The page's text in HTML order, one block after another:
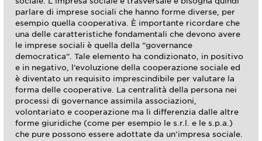
parlare di imprese sociali che hanno forme diverse, per
esempio quella cooperativa. È importante ricordare che
una delle caratteristiche fondamentali che devono avere
le imprese sociali è quella della “governance
democratica”. Tale elemento ha condizionato, in positivo
e in negativo, l’evoluzione della cooperazione sociale ed
è diventato un requisito imprescindibile per valutare la
forma delle cooperative. La centralità della persona nei
processi di governance assimila associazioni,
volontariato e cooperazione ma li differenzia dalle altre
forme giuridiche (come per esempio le s.r.l. e le s.p.a.)
che pure possono essere adottate da un’impresa sociale.